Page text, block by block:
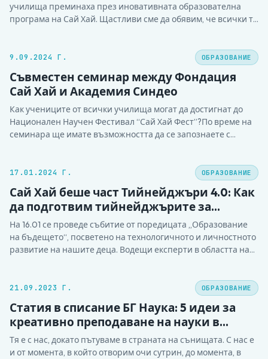
училища преминаха през иновативната образователна
програма на Сай Хай. Щастливи сме да обявим, че всички те
преподавателите ще започнат набиране на участници в
9.09.2024 Г. ОБРАЗОВАНИЕ
Съвместен семинар между Фондация
Сай Хай и Академия Синдео
Как учениците от всички училища могат да достигнат до
Национален Научен Фестивал “Сай Хай Фест”?По време на
семинара ще имате възможността да се запознаете с
Ренета Богданова – съоснователя на фондация “Сай…
17.01.2024 Г. ОБРАЗОВАНИЕ
Сай Хай беше част Тийнейджъри 4.0: Как
да подготвим тийнейджърите за
предизвикателствата на дигиталната
ера?
На 16.01 се проведе събитие от поредицата „Образование
на бъдещето“, посветено на технологичното и личностното
развитие на нашите деца. Водещи експерти в областта на
как да подготвяме учениците за успех в лицето на
21.09.2023 Г. ОБРАЗОВАНИЕ
Статия в списание БГ Наука: 5 идеи за
креативно преподаване на науки в
училище.
Тя е с нас, докато пътуваме в страната на сънищата. С нас е
и от момента, в който отворим очи сутрин, до момента, в